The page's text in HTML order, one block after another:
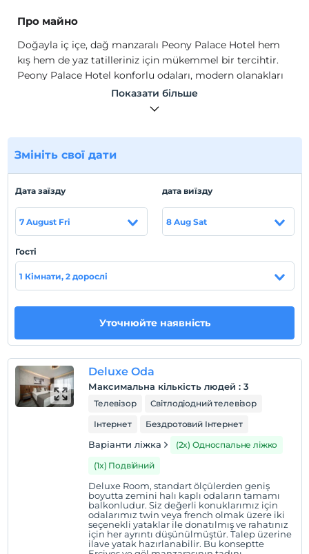
Про майно
Doğayla iç içe, dağ manzaralı Peony Palace Hotel hem
kış hem de yaz tatilleriniz için mükemmel bir tercihtir.
Peony Palace Hotel konforlu odaları, modern olanakları
ve sıcak atmosferiyle ziyaretçilerine unutulmaz bir
yangın alarmı, TV, telefon, internet, saç kurutma
makinesi, ücretsiz banyo malzemesi, havlu seti, elektrikli
Місцезнаходження
Kayseri Erciyes'te hizmet vermektedir.
Показати на
Правила готелю
перевірь
Перевірити
Останній 12:00 і раніше
Домашні тварини заборонені
Є місця для куріння
Плата за дітей віком до 2 не стягується
Заклад не має політики безкоштовного для дітей
дійсні кредитні картки
Показати більше
Змініть свої дати
Дата заїзду
7 August Fri
дата виїзду
8 Aug Sat
Гості
1 Кімнати, 2 дорослі
Уточнюйте наявність
Deluxe Oda
Максимальна кількість людей : 3
Телевізор
Світлодіодний телевізор
Інтернет
Бездротовий Інтернет
Варіанти ліжка
(2x) Односпальне ліжко
(1x) Подвійний
Deluxe Room, standart ölçülerden geniş
boyutta zemini halı kaplı odaların tamamı
balkonludur. Siz değerli konuklarımız için
odalarımız twin veya french olmak üzere iki
seçenekli yataklar ile donatılmış ve rahatınız
için her ayrıntı düşünülmüştür. Talep üzerine
ilave yatak hazırlanabilir. Bu konseptte